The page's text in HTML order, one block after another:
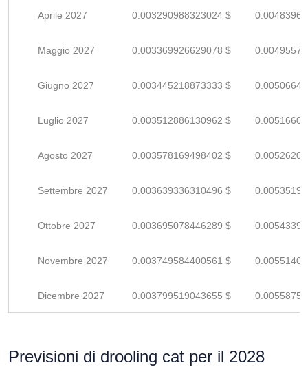
Aprile 2027 0.003290988323024 $
Maggio 2027 0.003369926629078 $
Giugno 2027 0.003445218873333 $
Luglio 2027 0.003512886130962 $
Agosto 2027 0.003578169498402 $
Settembre 2027 0.003639336310496 $
Ottobre 2027 0.003695078446289 $
Novembre 2027 0.003749584400561 $
Dicembre 2027 0.003799519043655 $
Previsioni di drooling cat per il 2028